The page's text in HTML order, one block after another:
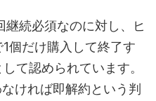
続必須なのに対し、ヒ
個だけ購入して終了す
て認められています。
ければ即解約という判